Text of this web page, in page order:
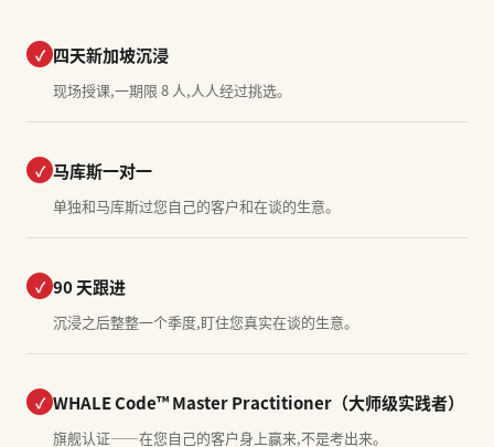
✓ 四天新加坡沉浸
现场授课,一期限 8 人,人人经过挑选。
✓ 马库斯一对一
单独和马库斯过您自己的客户和在谈的生意。
✓ 90 天跟进
沉浸之后整整一个季度,盯住您真实在谈的生意。
✓ WHALE Code™ Master Practitioner（大师级实践者）
旗舰认证——在您自己的客户身上赢来,不是考出来。